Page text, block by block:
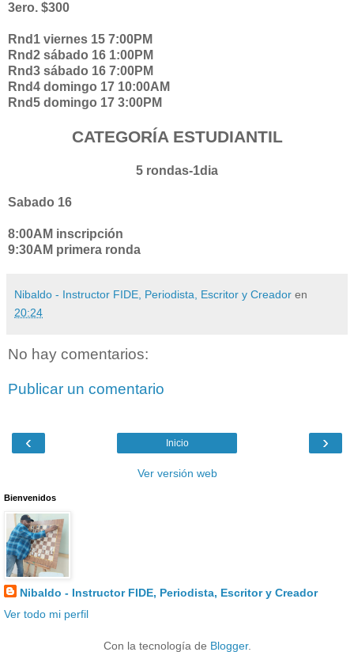
3ero. $300
Rnd1 viernes 15 7:00PM
Rnd2 sábado 16 1:00PM
Rnd3 sábado 16 7:00PM
Rnd4 domingo 17 10:00AM
Rnd5 domingo 17 3:00PM
CATEGORÍA ESTUDIANTIL
5 rondas-1dia
Sabado 16
8:00AM inscripción
9:30AM primera ronda
Nibaldo - Instructor FIDE, Periodista, Escritor y Creador en
20:24
No hay comentarios:
Publicar un comentario
‹ ›
Inicio
Ver versión web
Bienvenidos
Nibaldo - Instructor FIDE, Periodista, Escritor y Creador
Ver todo mi perfil
Con la tecnología de Blogger.